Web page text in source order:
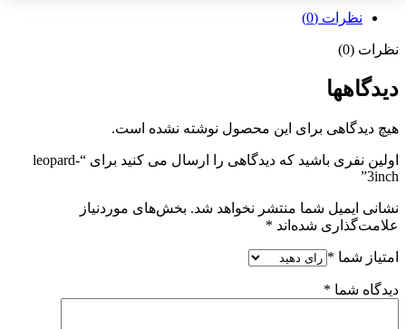
نظرات (0)
نظرات (0)
دیدگاهها
هیچ دیدگاهی برای این محصول نوشته نشده است.
اولین نفری باشید که دیدگاهی را ارسال می کنید برای “leopard-
3inch”
نشانی ایمیل شما منتشر نخواهد شد. بخش‌های موردنیاز
علامت‌گذاری شده‌اند *
امتیاز شما *
دیدگاه شما *